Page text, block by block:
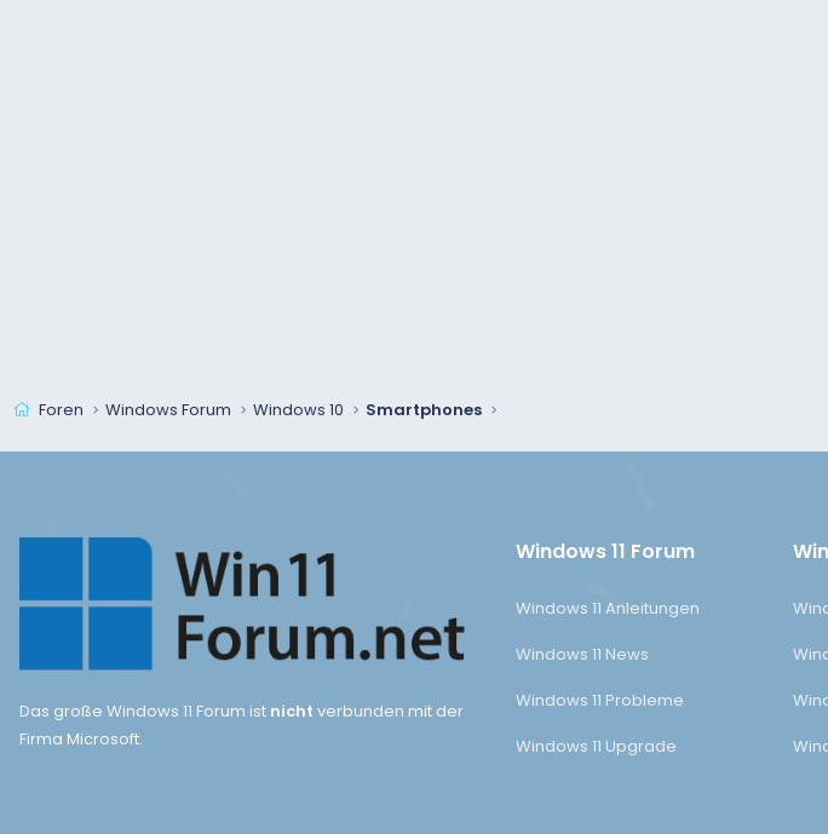
Foren Windows Forum Windows 10 Smartphones
Das große Windows 11 Forum ist nicht verbunden mit der
Firma Microsoft.
Windows 11 Forum
Windows 11 Anleitungen
Windows 11 News
Windows 11 Probleme
Windows 11 Upgrade